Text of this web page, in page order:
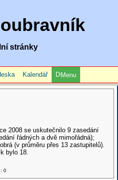
stránky
Kalendář Menu
2008 se uskutečnilo 9 zasedání
řádných a dvě mimořádná);
(v průměru přes 13 zastupitelů).
bylo 18.
0